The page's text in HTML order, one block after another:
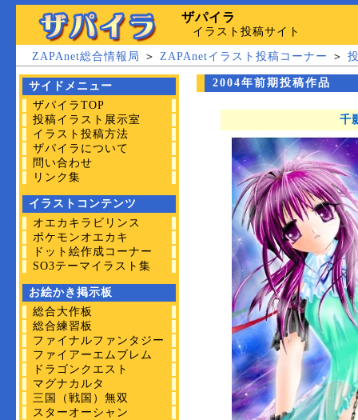
ザパイラ
イラスト投稿サイト
ZAPAnet総合情報局 ＞ ZAPAnetイラスト投稿コーナー ＞
サイドメニュー
ザパイラTOP
投稿イラスト展示室
イラスト投稿方法
ザパイラについて
問い合わせ
リンク集
イラストコンテンツ
オエカキラビリンス
ポケモンオエカキ
ドット絵作成コーナー
SO3テーマイラスト集
お絵かき掲示板
総合大作板
総合練習板
ファイナルファンタジー
ファイアーエムブレム
ドラゴンクエスト
マグナカルタ
三国（戦国）無双
スターオーシャン
2004年前期投稿作品
千